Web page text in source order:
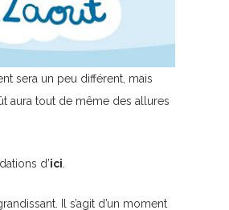
sera un peu différent, mais
aura tout de même des allures
d’ici
Il s’agit d’un moment